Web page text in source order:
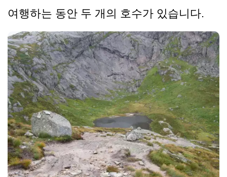
여행하는 동안 두 개의 호수가 있습니다.